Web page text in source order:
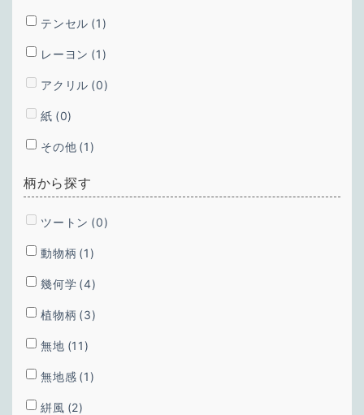
テンセル (1)
レーヨン (1)
アクリル (0)
紙 (0)
その他 (1)
柄から探す
ツートン (0)
動物柄 (1)
幾何学 (4)
植物柄 (3)
無地 (11)
無地感 (1)
絣風 (2)